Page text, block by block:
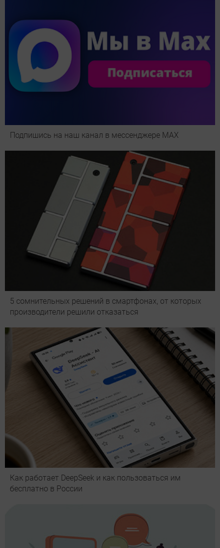
Подпишись на наш канал в мессенджере МАХ
5 сомнительных решений в смартфонах, от которых
производители решили отказаться
Как работает DeepSeek и как пользоваться им
бесплатно в России